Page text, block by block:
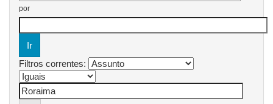
por
Filtros correntes: